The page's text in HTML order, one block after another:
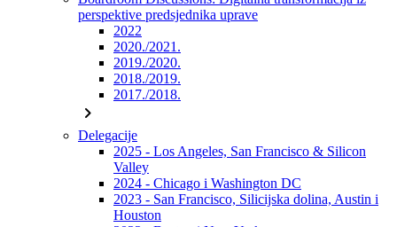
perspektive predsjednika uprave
2022
2020./2021.
2019./2020.
2018./2019.
2017./2018.
chevron_right
Delegacije
2025 - Los Angeles, San Francisco & Silicon
Valley
2024 - Chicago i Washington DC
2023 - San Francisco, Silicijska dolina, Austin i
Houston